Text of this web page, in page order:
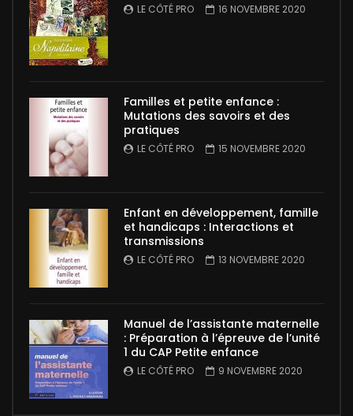
LE CÔTÉ PRO 16 NOVEMBRE 2020
Familles et petite enfance :
Mutations des savoirs et des
pratiques
LE CÔTÉ PRO 15 NOVEMBRE 2020
Enfant en développement, famille
et handicaps : Interactions et
transmissions
LE CÔTÉ PRO 13 NOVEMBRE 2020
Manuel de l’assistante maternelle
: Préparation à l’épreuve de l’unité
1 du CAP Petite enfance
LE CÔTÉ PRO 9 NOVEMBRE 2020